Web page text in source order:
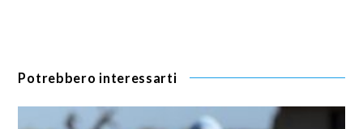
Potrebbero interessarti